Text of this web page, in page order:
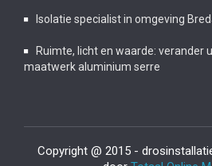
Isolatie specialist in omgeving
Ruimte, licht en waarde: verander
maatwerk aluminium serre
Copyright @ 2015 -